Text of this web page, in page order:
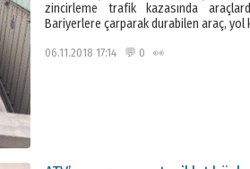
zincirleme trafik kazasında
Bariyerlere çarparak durabilen araç, yol
06.11.2018 17:14 💬 0 👀